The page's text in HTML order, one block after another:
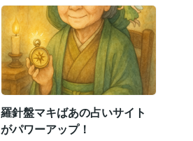
き抜くために…自分を信じる勇気！自信
を持つには荷が重いけど、勇気を持つな
らできそうです。誰もが皆、自分の過去
に物語あり。過去は気づき。大変な時こ
そ…大きく変わる時。この気持ちを、誰
かに使いたい。誰かのためにが勇気をも
たらす。勇気が誰かのためにを育む。緊
張や不安のため息で曇り空になるのを、
安心のため息で時々晴れに。目標は…笑
いで快晴に～smile.
羅針盤マキばあの占いサイト
がパワーアップ！